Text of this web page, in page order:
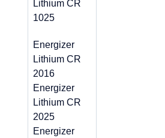
Lithium CR
1025
Energizer
Lithium CR
2016
Energizer
Lithium CR
2025
Energizer